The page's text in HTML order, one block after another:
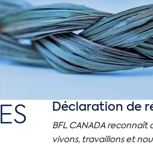
Déclaration de
BFL CANADA reconnaît
vivons, travaillons et